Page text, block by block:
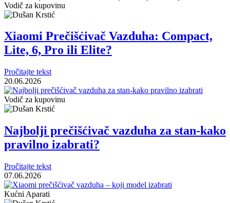
Vodič za kupovinu
Xiaomi Prečišćivač Vazduha: Compact,
Lite, 6, Pro ili Elite?
Pročitajte tekst
20.06.2026
Vodič za kupovinu
Najbolji prečišćivač vazduha za stan-kako
pravilno izabrati?
Pročitajte tekst
07.06.2026
Kućni Aparati